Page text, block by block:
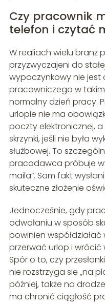
Czy pracownik
telefon i czytać
W realiach wielu branż
przyzwyczajeni do
wypoczynkowy nie
pracowniczego w
normalny dzień pracy.
urlopie nie ma
poczty elektronicznej,
skrzynki, jeśli nie była
służbowej. To
pracodawca próbuje
maila”. Sam fakt
skuteczne złożenie
Jednocześnie, gdy
odwołaniu w sposób
powinien
przerwać urlop i wrócić
Spór o to, czy
nie rozstrzyga się „na
później, także na
ma chronić ciągłość